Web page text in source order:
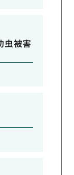
虫被害